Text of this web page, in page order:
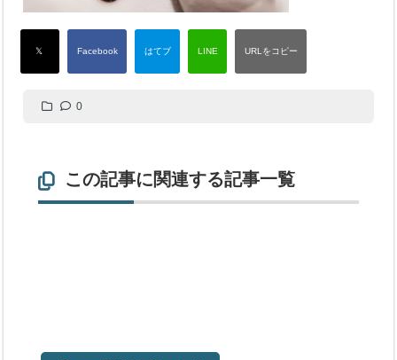
0
この記事に関連する記事一覧